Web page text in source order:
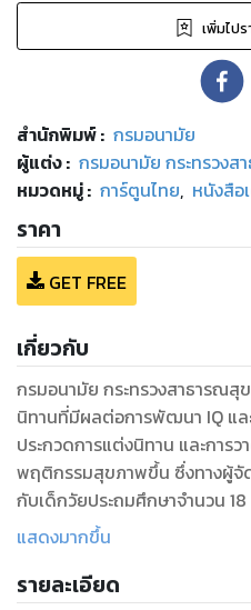
เพิ่มไป
สำนักพิมพ์: กรมอนามัย
ผู้แต่ง : กรมอนามัย กระทรวงส
หมวดหมู่: การ์ตูนไทย, หนังสือ
ราคา
GET FREE
เกี่ยวกับ
กรมอนามัย กระทรวงสาธารณสุ
นิทานที่มีผลต่อการพัฒนา IQ แล
ประกวดการแต่งนิทาน และการ
พฤติกรรมสุขภาพขึ้น ซึ่งทางผู้จัด
กับเด็กวัยประถมศึกษาจำนวน
อย่างยิ่งว่า พ่อ แม่ ผู้ปกครอง ครู
นำไปสู่การเติบโตเป็นประชากร
แสดงมากขึ้น
รายละเอียด